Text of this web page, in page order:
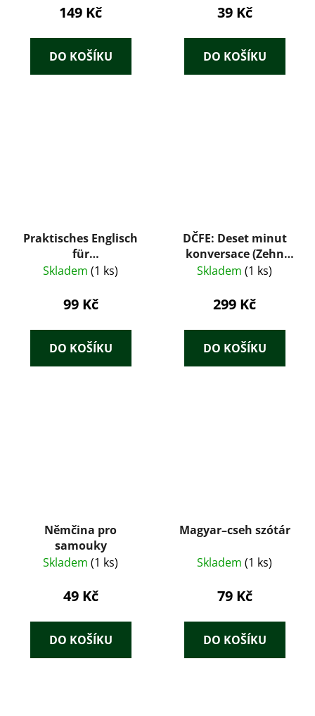
Marie Novotná,
(1961)
149 Kč
DO KOŠÍKU
Tláskal (1977)
39 Kč
DO KOŠÍKU
Praktisches Englisch
für
Gaststättenberufe –
Skladem (1 ks)
99 Kč
DO KOŠÍKU
DČFE: Deset minut
konversace (Zehn
Minuten
Willinger (cca 1930)
Skladem (1 ks)
299 Kč
DO KOŠÍKU
Němčina pro
samouky
Skladem (1 ks)
49 Kč
DO KOŠÍKU
Magyar–cseh szótár
Skladem (1 ks)
79 Kč
DO KOŠÍKU